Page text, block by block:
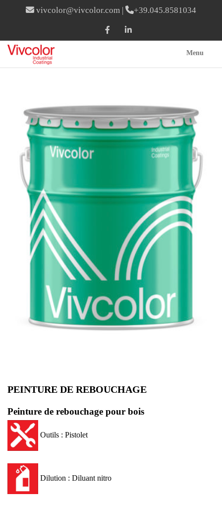
vivcolor@vivcolor.com | +39.045.8581034
Menu
PEINTURE DE REBOUCHAGE
Peinture de rebouchage pour bois
Outils : Pistolet
Dilution : Diluant nitro